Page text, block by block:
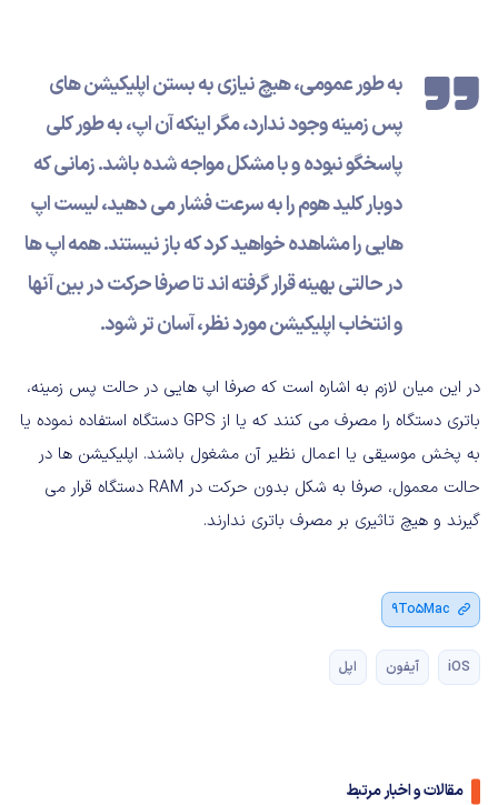
به طور عمومی، هیچ نیازی به بستن اپلیکیشن های
پس زمینه وجود ندارد، مگر اینکه آن اپ، به طور کلی
پاسخگو نبوده و با مشکل مواجه شده باشد. زمانی که
دوبار کلید هوم را به سرعت فشار می دهید، لیست اپ
هایی را مشاهده خواهید کرد که باز نیستند. همه اپ ها
در حالتی بهینه قرار گرفته اند تا صرفا حرکت در بین آنها
و انتخاب اپلیکیشن مورد نظر، آسان تر شود.
در این میان لازم به اشاره است که صرفا اپ هایی در حالت پس زمینه،
باتری دستگاه را مصرف می کنند که یا از GPS دستگاه استفاده نموده یا
به پخش موسیقی یا اعمال نظیر آن مشغول باشند. اپلیکیشن ها در
حالت معمول، صرفا به شکل بدون حرکت در RAM دستگاه قرار می
گیرند و هیچ تاثیری بر مصرف باتری ندارند.
9To5Mac
iOS آیفون اپل
مقالات و اخبار مرتبط